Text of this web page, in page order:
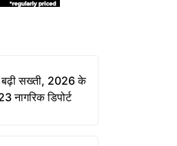
बढ़ी सख्ती, 2026 के
नागरिक डिपोर्ट